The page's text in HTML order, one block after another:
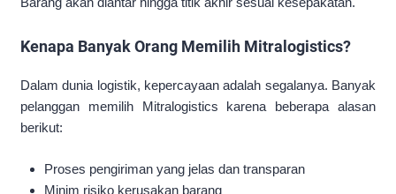
Kenapa Banyak Orang Memilih Mitralogistics?
Dalam dunia logistik, kepercayaan adalah segalanya. Banyak
pelanggan memilih Mitralogistics karena beberapa alasan
berikut:
Proses pengiriman yang jelas dan transparan
Minim risiko kerusakan barang